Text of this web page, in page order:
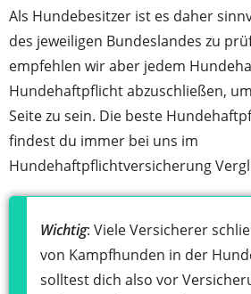
Als Hundebesitzer ist es daher
des jeweiligen Bundeslandes zu
empfehlen wir aber jedem
Hundehaftpflicht abzuschließen,
Seite zu sein. Die beste
findest du immer bei uns im
Hundehaftpflichtversicherung
Wichtig: Viele Versicherer
von Kampfhunden in der
solltest dich also vor